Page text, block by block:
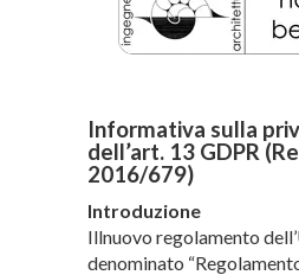
Informativa sulla
dell’art. 13 GDPR
2016/679)
Introduzione
Illnuovo regolamento
denominato